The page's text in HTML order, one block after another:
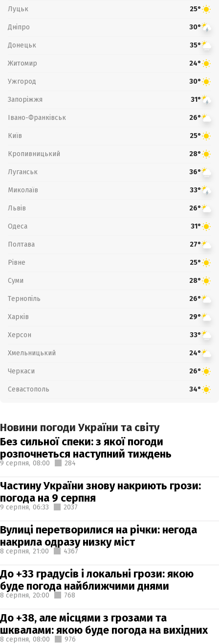
Луцьк 25°
Дніпро 30°
Донецьк 35°
Житомир 24°
Ужгород 30°
Запоріжжя 31°
Івано-Франківськ 26°
Київ 25°
Кропивницький 28°
Луганськ 36°
Миколаїв 33°
Львів 26°
Одеса 31°
Полтава 27°
Рівне 25°
Суми 28°
Тернопіль 26°
Харків 29°
Херсон 33°
Хмельницький 24°
Черкаси 26°
Севастополь 34°
Новини погоди України та світу
Без сильної спеки: з якої погоди
розпочнеться наступний тиждень
9 серпня, 08:00 284
Частину України знову накриють грози:
погода на 9 серпня
9 серпня, 06:33 2037
Вулиці перетворилися на річки: негода
накрила одразу низку міст
8 серпня, 21:00 4367
До +33 градусів і локальні грози: якою
буде погода найближчими днями
8 серпня, 20:00 768
До +38, але місцями з грозами та
шквалами: якою буде погода на вихідних
8 серпня, 08:00 976